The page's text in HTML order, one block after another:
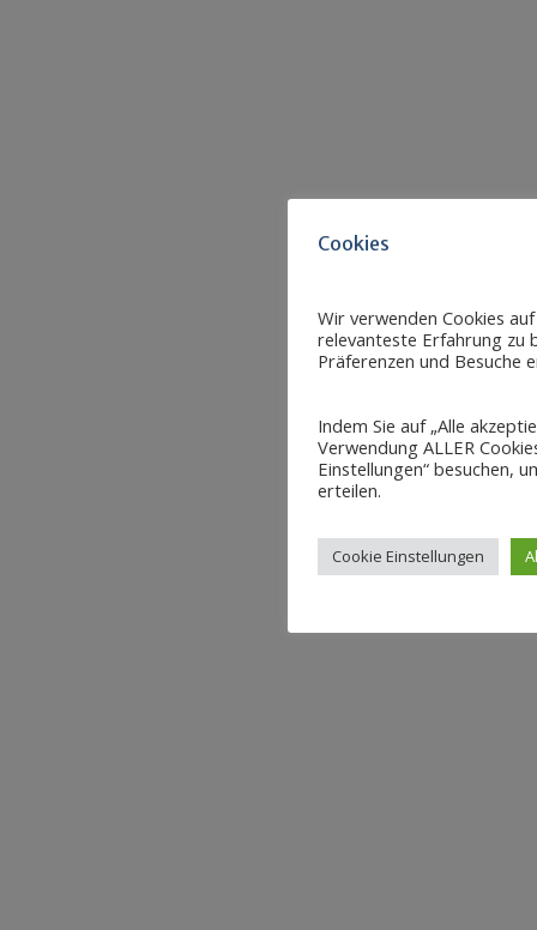
Cookies
Wir verwenden Cookies
relevanteste Erfahrung zu
Präferenzen und Besuche
Indem Sie auf „Alle
Verwendung ALLER
Einstellungen“ besuchen,
erteilen.
Cookie Einstellungen